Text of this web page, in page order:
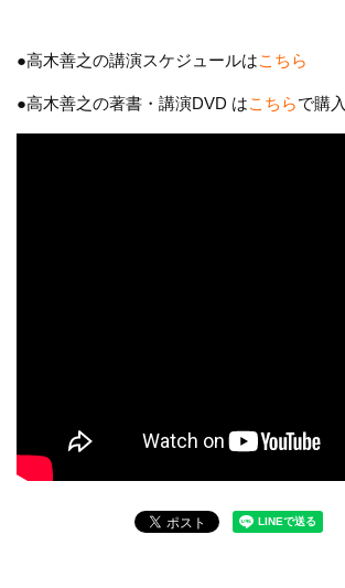
●高木善之の講演スケジュールはこちら
●高木善之の著書・講演DVD はこちらで購入